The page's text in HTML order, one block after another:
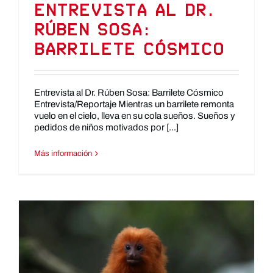
Entrevista al Dr.
Rúben Sosa:
Barrilete Cósmico
Entrevista al Dr. Rúben Sosa: Barrilete Cósmico
Entrevista/Reportaje Mientras un barrilete remonta
vuelo en el cielo, lleva en su cola sueños. Sueños y
pedidos de niños motivados por [...]
Más información